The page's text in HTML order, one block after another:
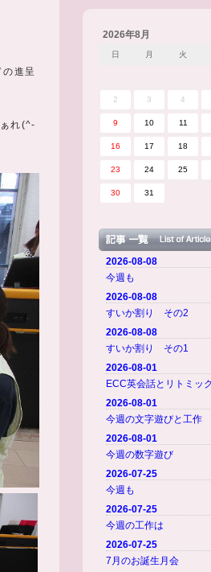
進呈
れ(^-
2026年8月
日 月 火
2 3 4
9 10 11
16 17 18
23 24 25
30 31